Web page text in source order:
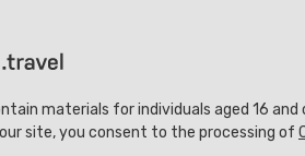
materials for individuals aged 16 and
site, you consent to the processing of